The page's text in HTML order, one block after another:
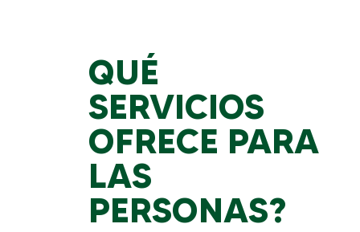
QUÉ
SERVICIOS
OFRECE PARA
LAS
PERSONAS?